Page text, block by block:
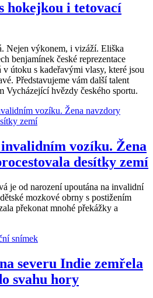
hokejkou i tetovací
Nejen výkonem, i vizáží. Eliška
benjamínek české reprezentace
útoku s kadeřavými vlasy, které jsou
Představujeme vám další talent
Vycházející hvězdy českého sportu.
vozíku. Žena
desítky zemí
je od narození upoutána na invalidní
mozkové obrny s postižením
překonat mnohé překážky a
severu Indie zemřela
svahu hory